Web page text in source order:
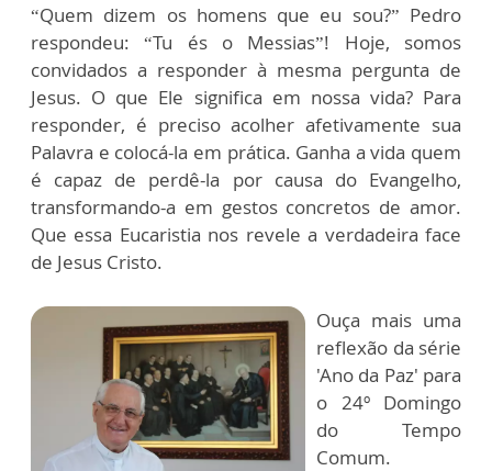
“Quem dizem os homens que eu sou?” Pedro
respondeu: “Tu és o Messias”! Hoje, somos
convidados a responder à mesma pergunta de
Jesus. O que Ele significa em nossa vida? Para
responder, é preciso acolher afetivamente sua
Palavra e colocá-la em prática. Ganha a vida quem
é capaz de perdê-la por causa do Evangelho,
transformando-a em gestos concretos de amor.
Que essa Eucaristia nos revele a verdadeira face
de Jesus Cristo.
Ouça mais uma
reflexão da série
'Ano da Paz' para
o 24º Domingo
do Tempo
Comum.